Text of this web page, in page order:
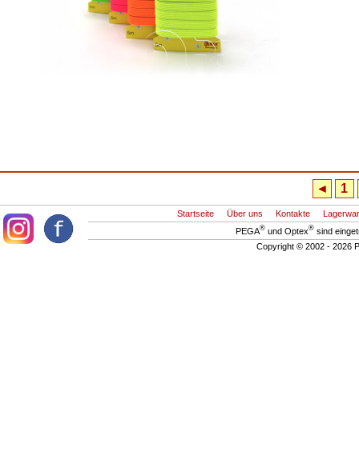
1
◄
Startseite Über uns Kontakte
PEGA® und Optex® sind
Copyright © 2002 - 2026